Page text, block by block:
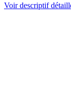
Voir descriptif